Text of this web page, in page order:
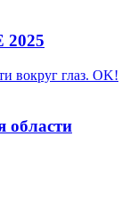
2025
области